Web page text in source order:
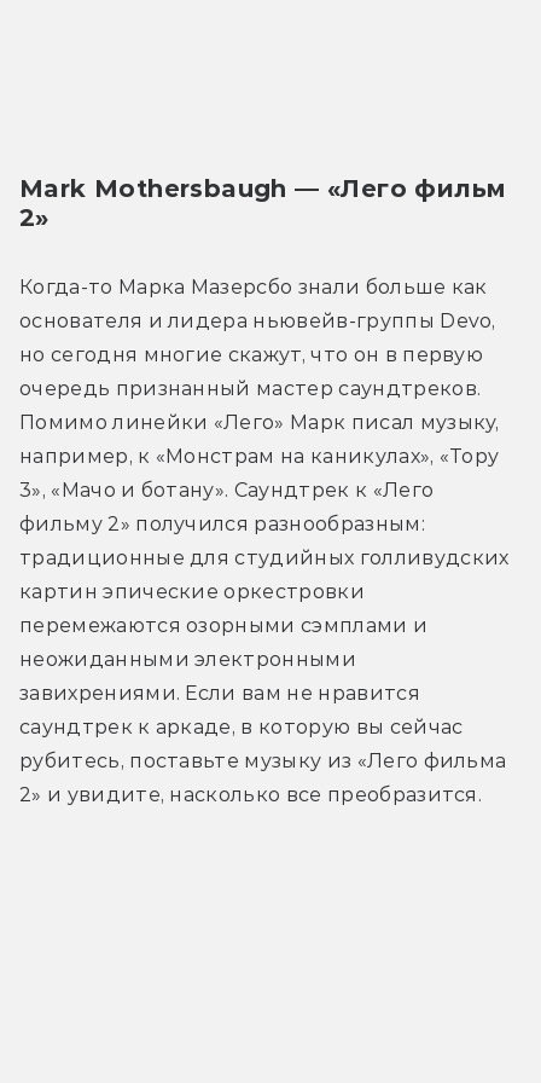
Mark Mothersbaugh — «Лего фильм
2»
Когда-то Марка Мазерсбо знали больше как
основателя и лидера ньювейв-группы Devo,
но сегодня многие скажут, что он в первую
очередь признанный мастер саундтреков.
Помимо линейки «Лего» Марк писал музыку,
например, к «Монстрам на каникулах», «Тору
3», «Мачо и ботану». Саундтрек к «Лего
фильму 2» получился разнообразным:
традиционные для студийных голливудских
картин эпические оркестровки
перемежаются озорными сэмплами и
неожиданными электронными
завихрениями. Если вам не нравится
саундтрек к аркаде, в которую вы сейчас
рубитесь, поставьте музыку из «Лего фильма
2» и увидите, насколько все преобразится.